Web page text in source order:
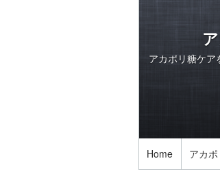
アカポリ糖ケ
Home アカ